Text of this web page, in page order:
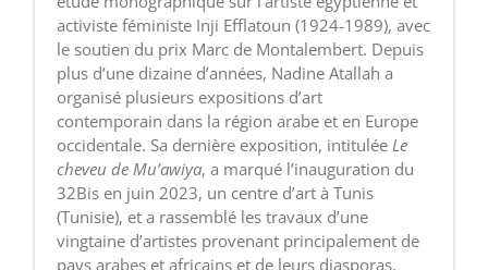
activiste féministe Inji Efflatoun (1924-1989), avec
le soutien du prix Marc de Montalembert. Depuis
plus d’une dizaine d’années, Nadine Atallah a
organisé plusieurs expositions d’art
contemporain dans la région arabe et en Europe
occidentale. Sa dernière exposition, intitulée Le
cheveu de Mu’awiya, a marqué l’inauguration du
32Bis en juin 2023, un centre d’art à Tunis
(Tunisie), et a rassemblé les travaux d’une
vingtaine d’artistes provenant principalement de
pays arabes et africains et de leurs diasporas,